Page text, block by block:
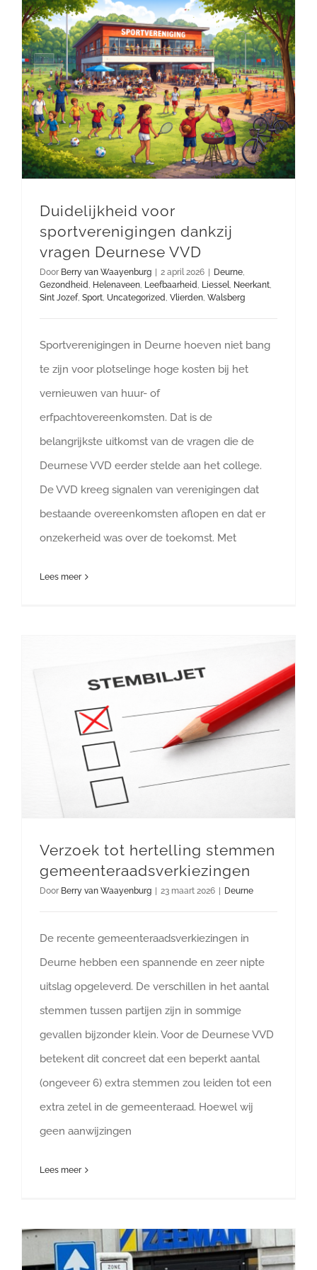
Duidelijkheid voor
sportverenigingen dankzij
vragen Deurnese VVD
Door Berry van Waayenburg 2 april 2026 Deurne,
Gezondheid, Helenaveen, Leefbaarheid, Liessel, Neerkant,
Sint Jozef, Sport, Uncategorized, Vlierden, Walsberg
Sportverenigingen in Deurne hoeven niet bang
te zijn voor plotselinge hoge kosten bij het
vernieuwen van huur- of
erfpachtovereenkomsten. Dat is de
belangrijkste uitkomst van de vragen die de
Deurnese VVD eerder stelde aan het college.
De VVD kreeg signalen van verenigingen dat
bestaande overeenkomsten aflopen en dat er
onzekerheid was over de toekomst. Met
Lees meer
Verzoek tot hertelling stemmen
gemeenteraadsverkiezingen
Door Berry van Waayenburg 23 maart 2026 Deurne
De recente gemeenteraadsverkiezingen in
Deurne hebben een spannende en zeer nipte
uitslag opgeleverd. De verschillen in het aantal
stemmen tussen partijen zijn in sommige
gevallen bijzonder klein. Voor de Deurnese VVD
betekent dit concreet dat een beperkt aantal
(ongeveer 6) extra stemmen zou leiden tot een
extra zetel in de gemeenteraad. Hoewel wij
geen aanwijzingen
Lees meer